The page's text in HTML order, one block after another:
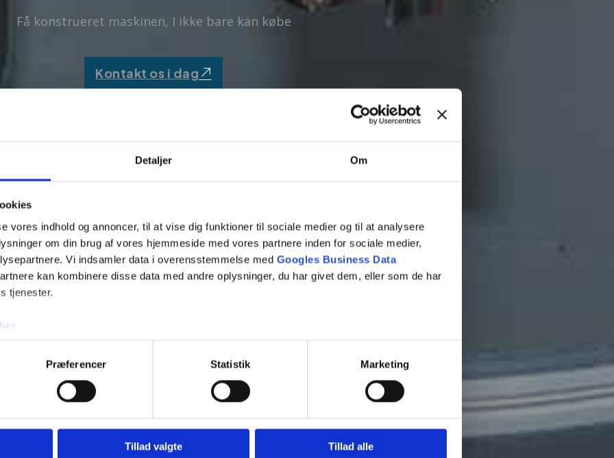
Detaljer Om
vores indhold og annoncer, til at vise dig funktioner til sociale medier og til at analysere
om din brug af vores hjemmeside med vores partnere inden for sociale medier,
Vi indsamler data i overensstemmelse med Googles Business Data
kan kombinere disse data med andre oplysninger, du har givet dem, eller som de har
tjenester.
Præferencer Statistik Marketing
Tillad valgte Tillad alle
Få konstrueret maskinen, I ikke bare kan købe
Kontakt os i dag